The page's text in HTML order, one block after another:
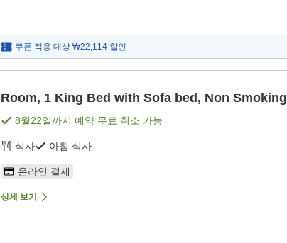
쿠폰 적용 대상 ₩22,114 할인
Room, 1 King Bed with Sofa bed, Non Smoking
8월22일까지 예약 무료 취소 가능
식사 아침 식사
온라인 결제
상세 보기